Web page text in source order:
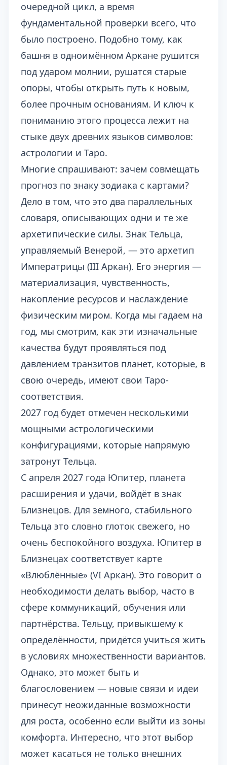
очередной цикл, а время
фундаментальной проверки всего, что
было построено. Подобно тому, как
башня в одноимённом Аркане рушится
под ударом молнии, рушатся старые
опоры, чтобы открыть путь к новым,
более прочным основаниям. И ключ к
пониманию этого процесса лежит на
стыке двух древних языков символов:
астрологии и Таро.
Многие спрашивают: зачем совмещать
прогноз по знаку зодиака с картами?
Дело в том, что это два параллельных
словаря, описывающих одни и те же
архетипические силы. Знак Тельца,
управляемый Венерой, — это архетип
Императрицы (III Аркан). Его энергия —
материализация, чувственность,
накопление ресурсов и наслаждение
физическим миром. Когда мы гадаем на
год, мы смотрим, как эти изначальные
качества будут проявляться под
давлением транзитов планет, которые, в
свою очередь, имеют свои Таро-
соответствия.
2027 год будет отмечен несколькими
мощными астрологическими
конфигурациями, которые напрямую
затронут Тельца.
С апреля 2027 года Юпитер, планета
расширения и удачи, войдёт в знак
Близнецов. Для земного, стабильного
Тельца это словно глоток свежего, но
очень беспокойного воздуха. Юпитер в
Близнецах соответствует карте
«Влюблённые» (VI Аркан). Это говорит о
необходимости делать выбор, часто в
сфере коммуникаций, обучения или
партнёрства. Тельцу, привыкшему к
определённости, придётся учиться жить
в условиях множественности вариантов.
Однако, это может быть и
благословением — новые связи и идеи
принесут неожиданные возможности
для роста, особенно если выйти из зоны
комфорта. Интересно, что этот выбор
может касаться не только внешних